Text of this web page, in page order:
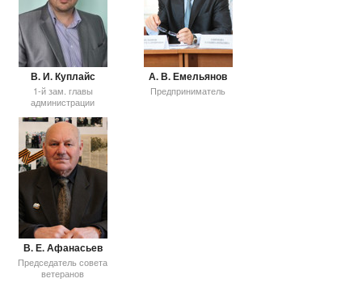
В. И. Куплайс
1-й зам. главы
администрации
А. В. Емельянов
Предприниматель
В. Е. Афанасьев
Председатель совета
ветеранов